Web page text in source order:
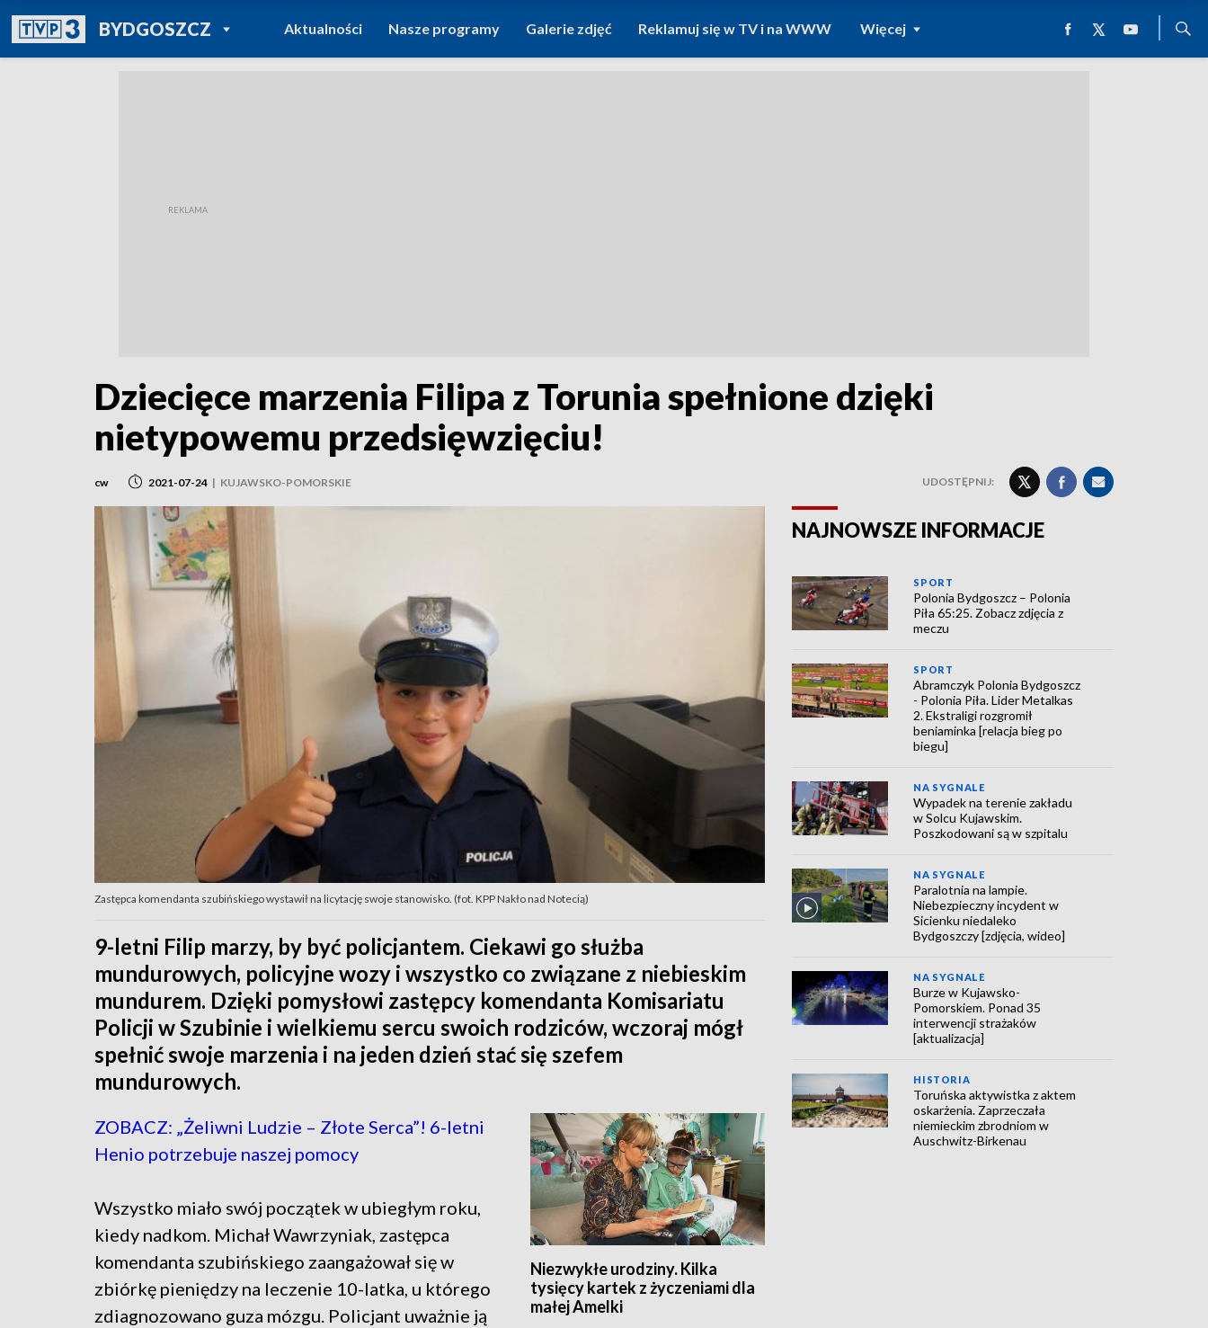
BYDGOSZCZPOWRÓT DO
TVP REGIONY
Aktualności Nasze programy Galerie zdjęć Reklamuj się w TV i na WWW Więcej
Dziecięce marzenia Filipa z Torunia spełnione dzięki
nietypowemu przedsięwzięciu!
cw 2021-07-24 | KUJAWSKO-POMORSKIE UDOSTĘPNIJ:
Zastępca komendanta szubińskiego wystawił na licytację swoje stanowisko. (fot. KPP Nakło nad Notecią)
9-letni Filip marzy, by być policjantem. Ciekawi go służba
mundurowych, policyjne wozy i wszystko co związane z niebieskim
mundurem. Dzięki pomysłowi zastępcy komendanta Komisariatu
Policji w Szubinie i wielkiemu sercu swoich rodziców, wczoraj mógł
spełnić swoje marzenia i na jeden dzień stać się szefem
mundurowych.
Niezwykłe urodziny. Kilka
tysięcy kartek z życzeniami dla
małej Amelki
ZOBACZ: „Żeliwni Ludzie – Złote Serca”! 6-letni
Henio potrzebuje naszej pomocy
Wszystko miało swój początek w ubiegłym roku,
kiedy nadkom. Michał Wawrzyniak, zastępca
komendanta szubińskiego zaangażował się w
zbiórkę pieniędzy na leczenie 10-latka, u którego
zdiagnozowano guza mózgu. Policjant uważnie ją
NAJNOWSZE INFORMACJE
SPORT
Polonia Bydgoszcz – Polonia
Piła 65:25. Zobacz zdjęcia z
meczu
SPORT
Abramczyk Polonia Bydgoszcz
- Polonia Piła. Lider Metalkas
2. Ekstraligi rozgromił
beniaminka [relacja bieg po
biegu]
NA SYGNALE
Wypadek na terenie zakładu
w Solcu Kujawskim.
Poszkodowani są w szpitalu
NA SYGNALE
Paralotnia na lampie.
Niebezpieczny incydent w
Sicienku niedaleko
Bydgoszczy [zdjęcia, wideo]
NA SYGNALE
Burze w Kujawsko-
Pomorskiem. Ponad 35
interwencji strażaków
[aktualizacja]
HISTORIA
Toruńska aktywistka z aktem
oskarżenia. Zaprzeczała
niemieckim zbrodniom w
Auschwitz-Birkenau